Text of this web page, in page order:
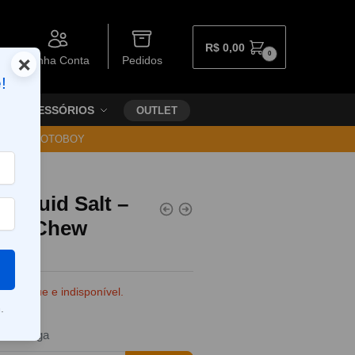
Minha Conta Pedidos
R$ 0,00 0
ACESSÓRIOS OUTLET
VIA MOTOBOY
liquid Salt –
Chew
estoque e indisponível.
entrega
×